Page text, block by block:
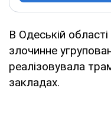
В Одеській
злочинне
реалізовувала
закладах.